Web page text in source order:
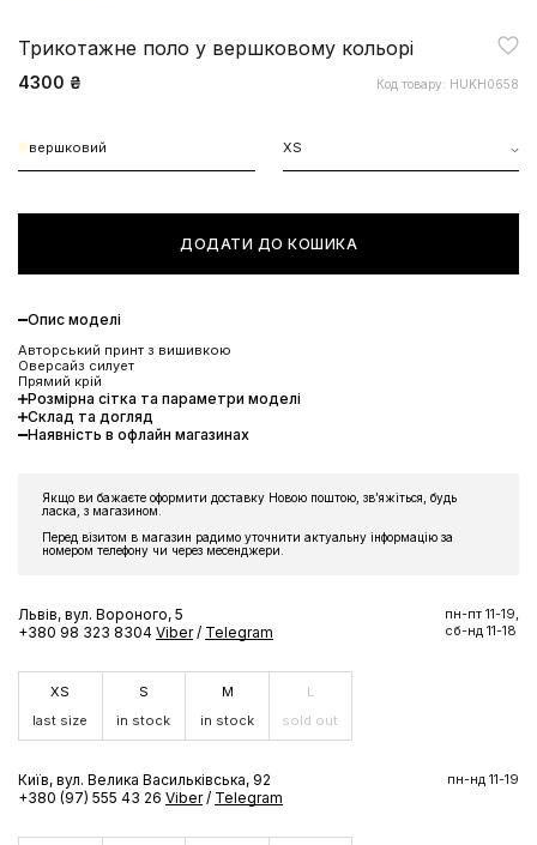
Трикотажне поло у вершковому кольорі
4300 ₴ Код товару: HUKH0658
вершковий XS
ДОДАТИ ДО КОШИКА
Опис моделі
Авторський принт з вишивкою
Оверсайз силует
Прямий крій
Розмірна сітка та параметри моделі
Склад та догляд
Наявність в офлайн магазинах
Якщо ви бажаєте оформити доставку Новою поштою, звʼяжіться, будь
ласка, з магазином.
Перед візитом в магазин радимо уточнити актуальну інформацію за
номером телефону чи через месенджери.
Львів, вул. Вороного, 5
+380 98 323 8304 Viber / Telegram
пн-пт 11-19,
сб-нд 11-18
XS
last size
S
in stock
M
in stock
L
sold out
Київ, вул. Велика Васильківська, 92
+380 (97) 555 43 26 Viber / Telegram
пн-нд 11-19